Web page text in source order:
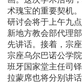
术瑰宝的重要契机。
研讨会将于上午九
新地方教会部代理
先讲话。接着，宗
宗座乌尔巴诺公学
班牙国家堂主任司
拉蒙席也将分别讲